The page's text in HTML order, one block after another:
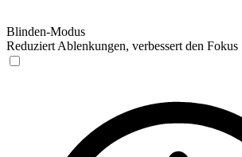
Blinden-Modus
Reduziert Ablenkungen, verbessert den Fokus